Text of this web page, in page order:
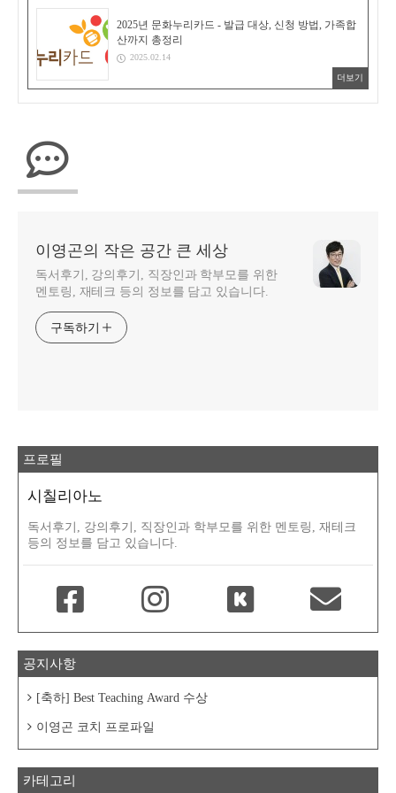
2025년 문화누리카드 - 발급 대상, 신청 방법, 가족합
산까지 총정리
2025.02.14
더보기
이영곤의 작은 공간 큰 세상
독서후기, 강의후기, 직장인과 학부모를 위한
멘토링, 재테크 등의 정보를 담고 있습니다.
구독하기
프로필
시칠리아노
독서후기, 강의후기, 직장인과 학부모를 위한 멘토링, 재테크
등의 정보를 담고 있습니다.
공지사항
[축하] Best Teaching Award 수상
이영곤 코치 프로파일
카테고리